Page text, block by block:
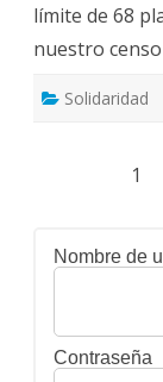
límite de 68
nuestro
Solidaridad
Paginación
entradas
1
Nombre de
Contraseña